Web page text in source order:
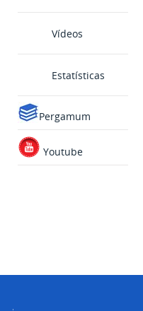
Vídeos
Estatísticas
Pergamum
Youtube